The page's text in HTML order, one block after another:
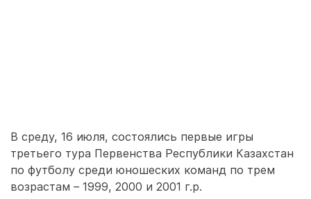
В среду, 16 июля, состоялись первые игры
третьего тура Первенства Республики Казахстан
по футболу среди юношеских команд по трем
возрастам – 1999, 2000 и 2001 г.р.